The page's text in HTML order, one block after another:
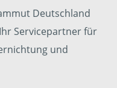
Deutschland
Servicepartner für
und